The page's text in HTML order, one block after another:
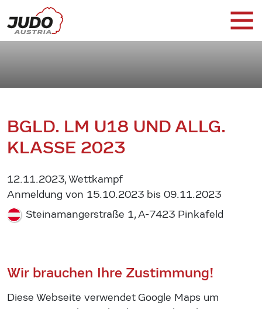
BGLD. LM U18 UND ALLG.
KLASSE 2023
12.11.2023, Wettkampf
Anmeldung von 15.10.2023 bis 09.11.2023
Steinamangerstraße 1, A-7423 Pinkafeld
Wir brauchen Ihre Zustimmung!
Diese Webseite verwendet Google Maps um